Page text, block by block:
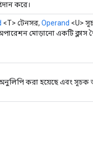
করে।
<T> টেনসর, Operand <U>
মোড়ানো একটি ক্লাস
করা হয়েছে এবং সূচক